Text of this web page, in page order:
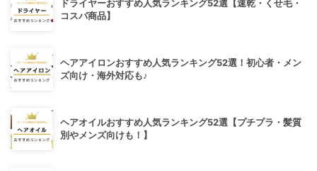
ドライヤーおすすめ人気ランキング52選【速乾・くせ毛・
コスパ商品】
ヘアアイロンおすすめ人気ランキング52選！初心者・メン
ズ向け・海外対応も♪
ヘアオイルおすすめ人気ランキング52選【プチプラ・髪質
別やメンズ向けも！】